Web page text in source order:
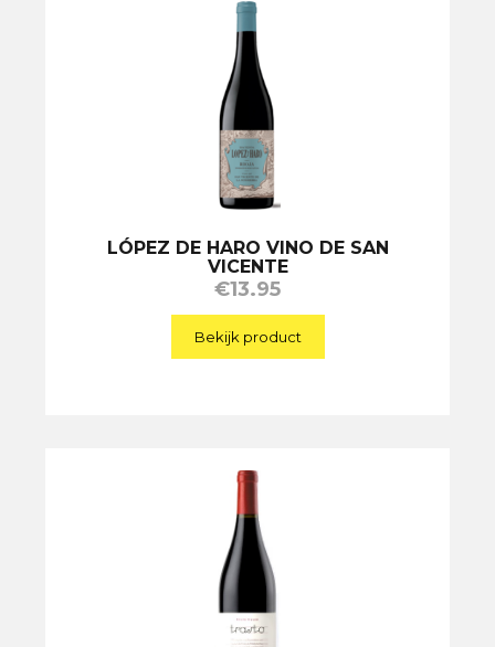
LÓPEZ DE HARO VINO DE SAN
VICENTE
€13.95
Bekijk product